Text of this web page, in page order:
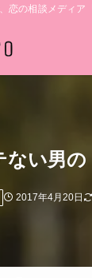
恋の相談メディア
ない男の
2017年4月20日